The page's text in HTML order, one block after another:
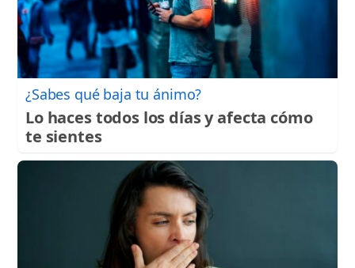
¿Sabes qué baja tu ánimo?
Lo haces todos los días y afecta cómo
te sientes